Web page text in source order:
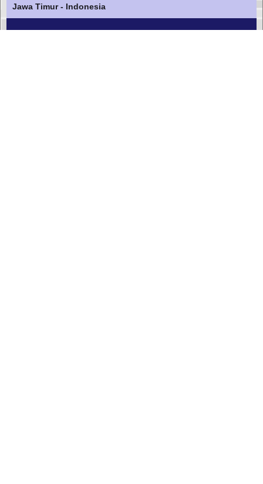
Jawa Timur - Indonesia